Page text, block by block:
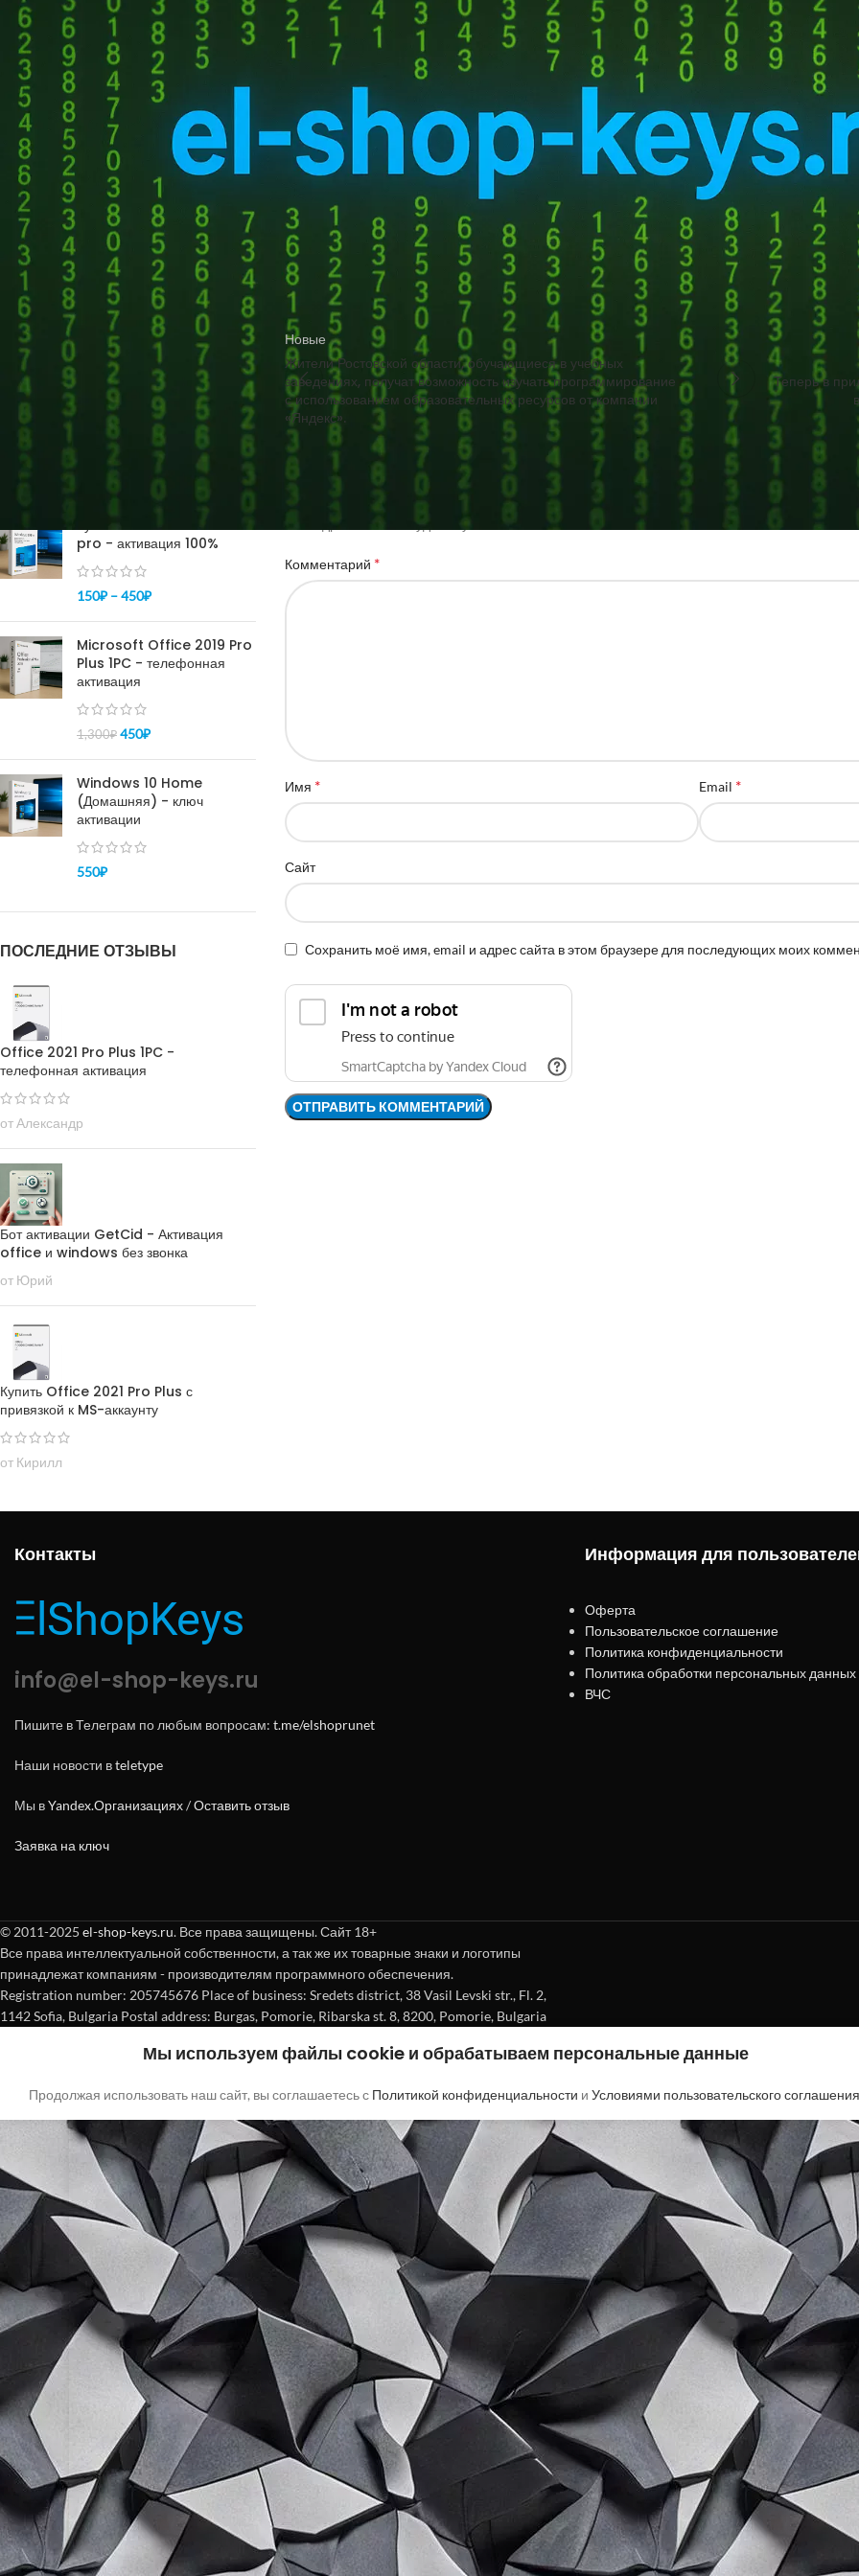
Получить код подтверждения
Купить токены для получения кодов
подтверждения
НОВЫЕ КОММЕНТАРИИ
Vlad Zorky к записи
Недорогие
маршрутизаторы с поддержкой Wi-Fi 7:
TP-Link 7DR7270 и 7DR7290.
Сева к записи Недорогие
маршрутизаторы с поддержкой Wi-Fi 7:
TP-Link 7DR7270 и 7DR7290.
Кириллк записи
«М.Видео-
Эльдорадо» открыла магазин в новой
концепции и совместно со Sber
Metaverse Tech и
«СберМаркетингом» запустила ИИ-
консультанта «Эм.Ви»
ПОПУЛЯРНОЕ
Купить ключ Windows 10
pro - активация 100%
150₽ –450₽
Microsoft Office 2019 Pro
Plus 1PC - телефонная
активация
1,300₽ 450₽
Windows 10 Home
(Домашняя) - ключ
активации
550₽
ПОСЛЕДНИЕ ОТЗЫВЫ
Office 2021 Pro Plus 1PC -
телефонная активация
от Александр
Бот активации GetCid - Активация
office и windows без звонка
от Юрий
Купить Office 2021 Pro Plus с
привязкой к MS-аккаунту
от Кирилл
социальных сетях и мессенджерах, а также в умных колонках Sber. GigaChat 2.0 способен
изображения и видео, помогая решать различные задачи пользователей. Улучшенная
картинки и редактировать тексты. Совместно с нейросетью Сбербанка — Kandinsky —
Веб-версия GigaChat обновилась с добавлением «Умного редактора», который улучшает
нейросеть помогает в бюджетном процессе, а также в сфере здравоохранения,
2.0 для бизнеса получили значительный апгрейд, позволяя бизнес-клиентам эффективно
Кроме того, GigaCode — ИИ-ассистент разработчика — стал популярным у IT-сообщества,
эффективность командной работы.
Источник
Новые
Жители Ростовской области, обучающиеся в учебных
заведениях, получат возможность изучать программирование
с использованием образовательных ресурсов от компании
«Яндекс».
Теперь в
Добавить комментарий
Ваш адрес email не будет опубликован. Обязательные поля помечены
Комментарий *
Имя * Email *
Сайт
Сохранить моё имя, email и адрес сайта в этом браузере для последующих моих
Контакты
info@el-shop-keys.ru
Пишите в Телеграм по любым вопросам: t.me/elshoprunet
Наши новости вteletype
Мы вYandex.Организациях/Оставить отзыв
Заявка на ключ
Информация для
Оферта
Пользовательское соглашение
Политика конфиденциальности
Политика обработки персональных данных
ВЧС
© 2011-2025 el-shop-keys.ru. Все права защищены. Сайт 18+
Все права интеллектуальной собственности, а так же их товарные знаки и логотипы
принадлежат компаниям - производителям программного обеспечения.
Registration number: 205745676 Place of business: Sredets district, 38 Vasil Levski str., Fl. 2,
1142 Sofia, Bulgaria Postal address: Burgas, Pomorie, Ribarska st. 8, 8200, Pomorie, Bulgaria
Мы используем файлы cookie и обрабатываем персональные данные
Продолжая использовать наш сайт, вы соглашаетесь с Политикой конфиденциальности и Условиями пользовательского соглашения